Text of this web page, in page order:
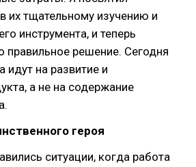
их тщательному изучению и
инструмента, и теперь
решение. Сегодня
идут на развитие и
а не на содержание
героя
ситуации, когда работа